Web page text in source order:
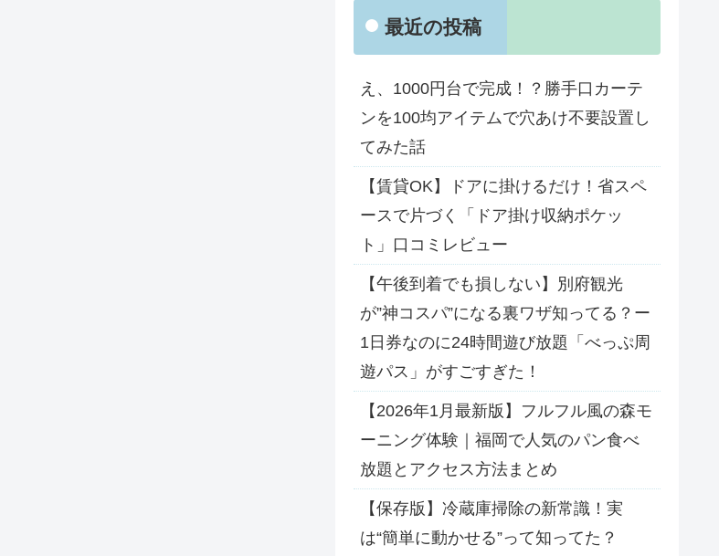
最近の投稿
え、1000円台で完成！？勝手口カーテ
ンを100均アイテムで穴あけ不要設置し
てみた話
【賃貸OK】ドアに掛けるだけ！省スペ
ースで片づく「ドア掛け収納ポケッ
ト」口コミレビュー
【午後到着でも損しない】別府観光
が”神コスパ”になる裏ワザ知ってる？ー
1日券なのに24時間遊び放題「べっぷ周
遊パス」がすごすぎた！
【2026年1月最新版】フルフル風の森モ
ーニング体験｜福岡で人気のパン食べ
放題とアクセス方法まとめ
【保存版】冷蔵庫掃除の新常識！実
は“簡単に動かせる”って知ってた？